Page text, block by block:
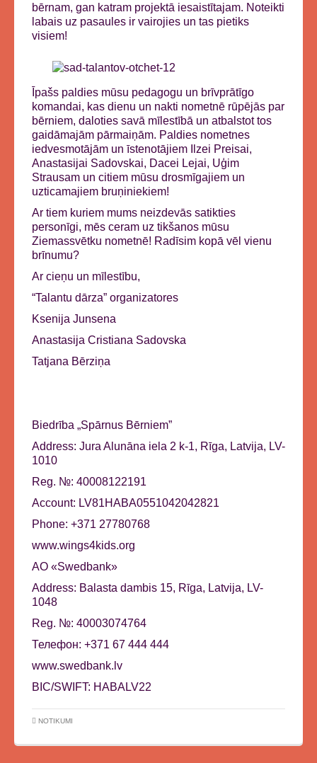
bērnam, gan katram projektā iesaistītajam. Noteikti
labais uz pasaules ir vairojies un tas pietiks
visiem!
Īpašs paldies mūsu pedagogu un brīvprātīgo
komandai, kas dienu un nakti nometnē rūpējās par
bērniem, daloties savā mīlestībā un atbalstot tos
gaidāmajām pārmaiņām. Paldies nometnes
iedvesmotājām un īstenotājiem Ilzei Preisai,
Anastasijai Sadovskai, Dacei Lejai, Uģim
Strausam un citiem mūsu drosmīgajiem un
uzticamajiem bruņiniekiem!
Ar tiem kuriem mums neizdevās satikties
personīgi, mēs ceram uz tikšanos mūsu
Ziemassvētku nometnē! Radīsim kopā vēl vienu
brīnumu?
Ar cieņu un mīlestību,
“Talantu dārza” organizatores
Ksenija Junsena
Anastasija Cristiana Sadovska
Tatjana Bērziņa
Biedrība „Spārnus Bērniem”
Address: Jura Alunāna iela 2 k-1, Rīga, Latvija, LV-
1010
Reg. №: 40008122191
Account: LV81HABA0551042042821
Phone: +371 27780768
www.wings4kids.org
AO «Swedbank»
Address: Balasta dambis 15, Rīga, Latvija, LV-
1048
Reg. №: 40003074764
Телефон: +371 67 444 444
www.swedbank.lv
BIC/SWIFT: HABALV22
NOTIKUMI